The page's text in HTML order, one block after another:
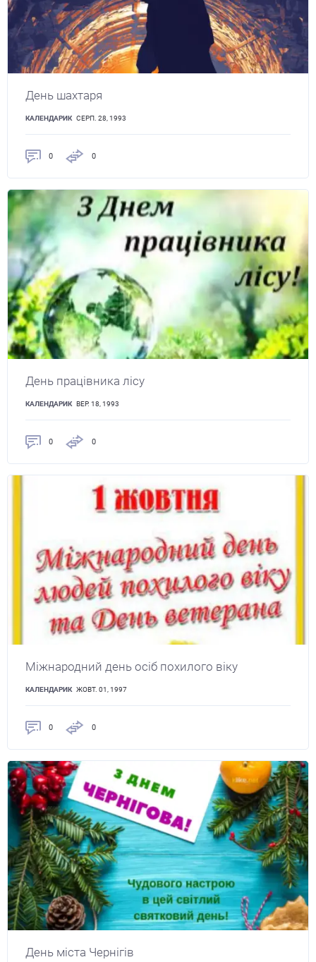
День шахтаря
КАЛЕНДАРИК СЕРП. 28, 1993
0 0
День працівника лісу
КАЛЕНДАРИК ВЕР. 18, 1993
0 0
Міжнародний день осіб похилого віку
КАЛЕНДАРИК ЖОВТ. 01, 1997
0 0
День міста Чернігів